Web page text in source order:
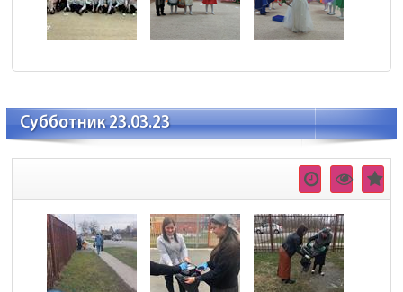
Субботник 23.03.23